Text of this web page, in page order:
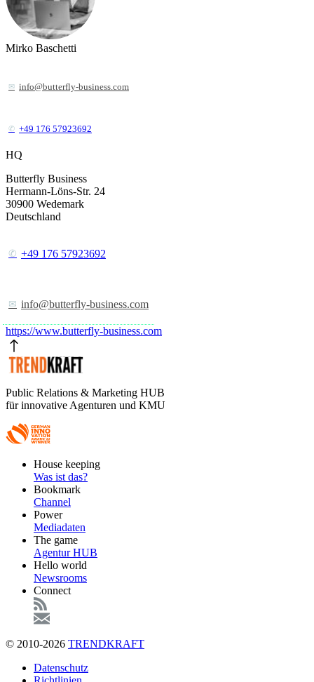
Mirko Baschetti
info@butterfly-business.com
+49 176 57923692
HQ
Butterfly Business
Hermann-Löns-Str. 24
30900 Wedemark
Deutschland
+49 176 57923692
info@butterfly-business.com
https://www.butterfly-business.com
Public Relations & Marketing HUB
für innovative Agenturen und KMU
FooterHouse keeping
Was ist das?
Bookmark
Channel
Power
Mediadaten
The game
Agentur HUB
Hello world
Newsrooms
Connect
© 2010-2026 TRENDKRAFT
FußzeileDatenschutz